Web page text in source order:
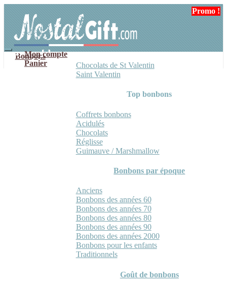
navigation
contenu
Mon compte
Panier
Bonbons
Chocolats de St Valentin
Saint Valentin
Top bonbons
Coffrets bonbons
Acidulés
Chocolats
Réglisse
Guimauve / Marshmallow
Bonbons par époque
Anciens
Bonbons des années 60
Bonbons des années 70
Bonbons des années 80
Bonbons des années 90
Bonbons des années 2000
Bonbons pour les enfants
Traditionnels
Goût de bonbons
Promo !
Promo !
Promo !
Promo !